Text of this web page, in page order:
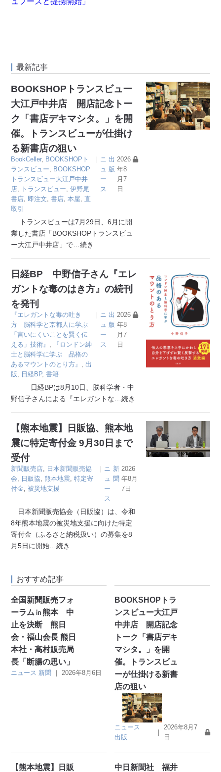
最新記事
BOOKSHOPトランスビュー
大江戸中井店 開店記念トー
ク「書店デキマシタ。」を開
催。トランスビューが仕掛け
る新書店の狙い
BookCeller, BOOKSHOPト
ランスビュー
BOOKSHOP
トランスビュー大江戸中井
店
トランスビュー ,伊野尾
書店 即注文 ,書店 ,本屋
直
取引
｜ ニ
ュ
ー
ス
出
版
2026
年8
月7
日
トランスビューは7月29日、6月に開
業した書店「BOOKSHOPトランスビュ
ー大江戸中井店」で …続き
日経BP 中野信子さん『エレ
ガントな毒のはき方』の続刊
を発刊
『エレガントな毒の吐き
方 脳科学と京都人に学ぶ
「言いにくいことを賢く伝
える」技術』
『ロンドン紳
士と脳科学に学ぶ 品格の
あるマウントのとり方』
出
版
日経BP,書籍
｜ ニ
ュ
ー
ス
出
版
2026
年8
月7
日
日経BPは8月10日、脳科学者・中
野信子さんによる『エレガントな …続き
【熊本地震】日販協、熊本地
震に特定寄付金 9月30日まで
受付
新聞販売店
日本新聞販売協
会
日販協 熊本地震 ,特定寄
付金 ,被災地支援
｜ ニ
ュ
ー
ス
新
聞
2026
年8月
7日
日本新聞販売協会（日販協）は、令和
8年熊本地震の被災地支援に向けた特定
寄付金（ふるさと納税扱い）の募集を8
月5日に開始 …続き
おすすめ記事
全国新聞販売フォ
ーラム㏌熊本 中
止を決断 熊日
会・福山会長 熊日
本社・髙村販売局
長「断腸の思い」
ニュース 新聞 ｜ 2026年8月6日
BOOKSHOPトラ
ンスビュー大江戸
中井店 開店記念
トーク「書店デキ
マシタ。」を開
催。トランスビュ
ーが仕掛ける新書
店の狙い
ニュース
出版
｜
2026年8月7
日
【熊本地震】日販
中日新聞社 福井